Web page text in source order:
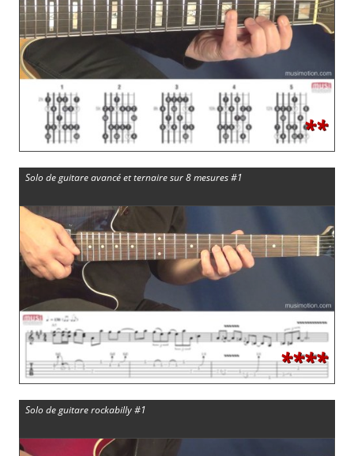
**
Solo de guitare avancé et ternaire sur 8 mesures #1
****
Solo de guitare rockabilly #1